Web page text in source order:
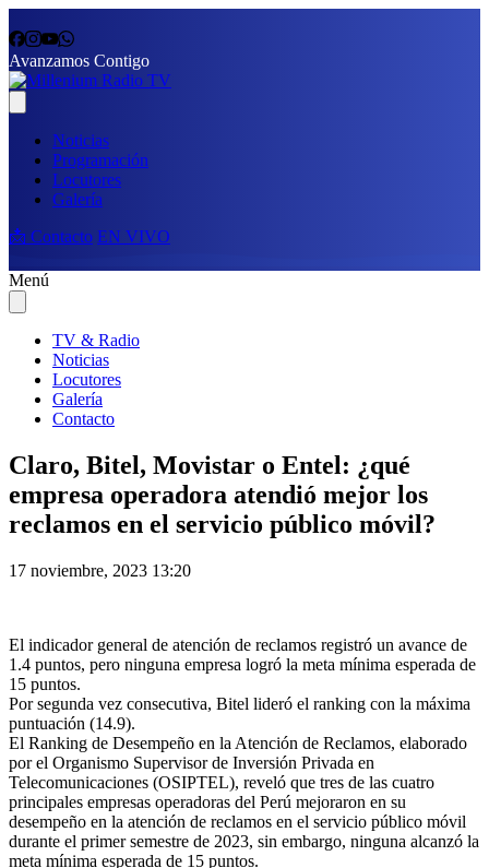
Avanzamos Contigo
Noticias
Programación
Locutores
Galería
📩 Contacto EN VIVO
Menú
TV & Radio
Noticias
Locutores
Galería
Contacto
Claro, Bitel, Movistar o Entel: ¿qué
empresa operadora atendió mejor los
reclamos en el servicio público móvil?
17 noviembre, 2023 13:20
El indicador general de atención de reclamos registró un avance de
1.4 puntos, pero ninguna empresa logró la meta mínima esperada de
15 puntos.
Por segunda vez consecutiva, Bitel lideró el ranking con la máxima
puntuación (14.9).
El Ranking de Desempeño en la Atención de Reclamos, elaborado
por el Organismo Supervisor de Inversión Privada en
Telecomunicaciones (OSIPTEL), reveló que tres de las cuatro
principales empresas operadoras del Perú mejoraron en su
desempeño en la atención de reclamos en el servicio público móvil
durante el primer semestre de 2023, sin embargo, ninguna alcanzó la
meta mínima esperada de 15 puntos.